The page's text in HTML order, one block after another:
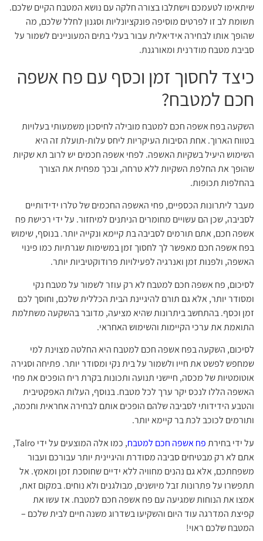
שיתאימו לטעמכם וישתלבו בצורה חלקה עם נושא המטבח הקיים שלכם.
תשומת לב זו לפרטים מוסיפה פונקציונליות וסגנון לחלל שלכם, מה
שהופך אותו לבחירה אידיאלית עבור בעלי בתים המעוניינים לשמור על
סביבת מטבח מודרנית ומאורגנת.
כיצד לחסוך זמן וכסף עם פח אשפה
חכם למטבח?
השקעה בפח אשפה חכם למטבח מובילה לחיסכון משמעותי בעלויות
בטווח הארוך. אחת הסיבות העיקריות ליחס עלות-תועלת זה היא
השימוש היעיל בשקיות האשפה. לפחי אשפה חכמים יש לרוב תא שקיות
שהופך את החלפת השקיות ללא טרחה, ובכך מפחית את הצורך
בהחלפות תכופות.
מעבר ליתרונות הכספיים, פחי האשפה החכמים של טלרו ידידותיים
לסביבה, שכן הם עשויים מחומרים הניתנים למיחזור. על ידי רכישת פח
אשפה חכם, אתם תורמים לסביבה בת קיימא ונקייה יותר. בנוסף, שימוש
בפח אשפה חכם מאפשר לך לחסוך זמן במשימות שגרתיות כמו פינוי
האשפה, ולפנות זמן ואנרגיה לפעילויות פרודוקטיביות יותר.
לסיכום, פח אשפה חכם למטבח לא רק עוזר לשמור על מטבח נקי
ומסודר יותר, אלא גם תורם להיגיינת הבית הכללית שלכם, וחוסך לכם
זמן וכסף. בהתחשב ביתרונות שהיא מציעה, מדובר בהשקעה משתלמת
התואמת את ערכי הקיימות והשימוש האחראי.
לסיכום, השקעה בפח אשפה חכם למטבח היא החלטה מצוינת למי
שמחפש לפשט את חייו ולשמור על בית נקי ומסודר יותר. פתיחה וסגירה
אוטומטיות של מכסה, חיישני תנועה ותכונות בקרת ריח הופכים את פחי
האשפה הללו לנכס יקר ערך לכל מטבח. בנוסף, העלות האפקטיבית
והטבע הידידותי לסביבה שלהם הופכים אותם לבחירה אחראית וחכמה,
ותורמים לכוכב לכת בר קיימא יותר.
על ידי בחירתפח אשפה חכם למטבח
, כמו אלה המוצעים על ידי Talro,
אתם לא רק מבטיחים סביבה מסודרת והיגיינית יותר עבורכם ועבור
משפחתכם, אלא גם נהנים מחוויה ללא ידיים שחוסכת זמן ומאמץ. אל
תתפשרו על פתרונות זבל מיושנים, מבולגנים ולא נוחים. במקום זאת,
אמצו את הנוחות שמגיעה עם פח אשפה חכם למטבח. אז עשו את
קפיצת המדרגה עוד היום והשקיעו בשדרוג משנה חיים לבית שלכם –
המטבח שלכם ראוי!